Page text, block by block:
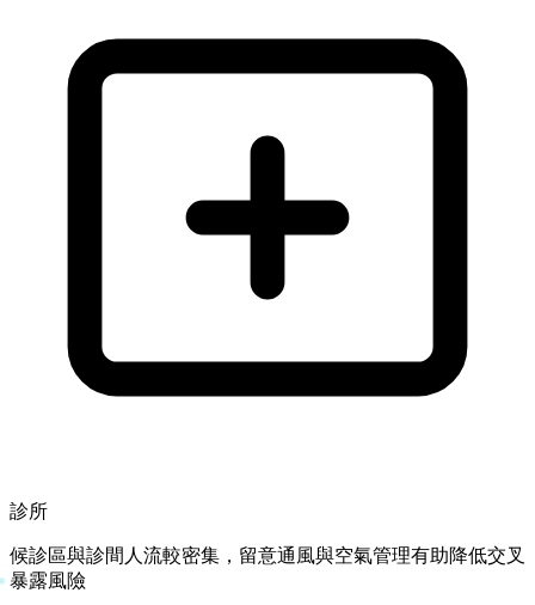
診所
候診區與診間人流較密集，留意通風與空氣管理有助降低交叉
暴露風險